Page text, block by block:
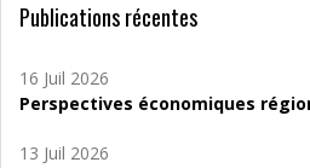
Publications récentes
16 Juil 2026
Perspectives économiques
13 Juil 2026